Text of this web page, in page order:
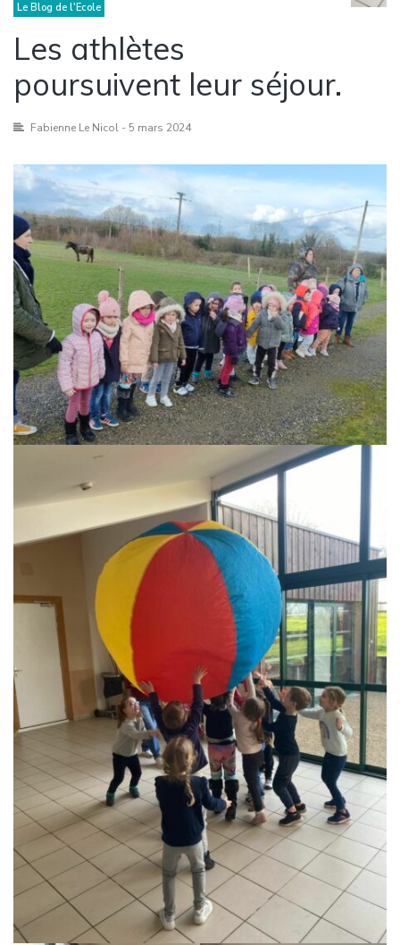
Le Blog de l'Ecole
Les athlètes
poursuivent leur séjour.
Fabienne Le Nicol - 5 mars 2024